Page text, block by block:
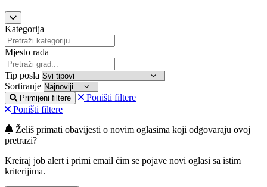
Kategorija
Mjesto rada
Tip posla
Sortiranje
Primijeni filtere
Poništi filtere
Poništi filtere
Želiš primati obavijesti o novim oglasima koji odgovaraju ovoj
pretrazi?
Kreiraj job alert i primi email čim se pojave novi oglasi sa istim
kriterijima.